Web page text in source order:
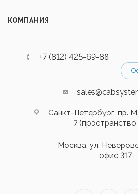
КОМПАНИЯ
+7 (812) 425-69-88
Санкт-Петербург, пр.
7 (пространство
Москва, ул.
офис 317